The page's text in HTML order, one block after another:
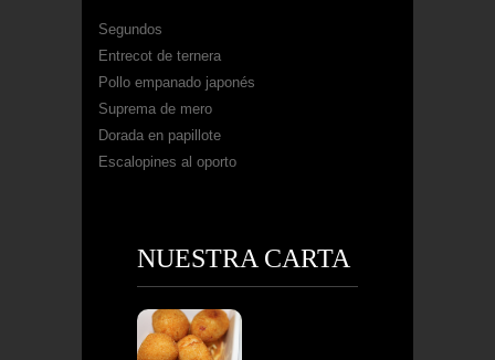
Segundos
Entrecot de ternera
Pollo empanado japonés
Suprema de mero
Dorada en papillote
Escalopines al oporto
NUESTRA CARTA